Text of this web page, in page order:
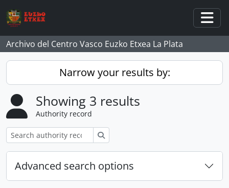
Skip to main content
Archivo del Centro Vasco Euzko Etxea La Plata
Narrow your results by:
Showing 3 results
Authority record
Advanced search options